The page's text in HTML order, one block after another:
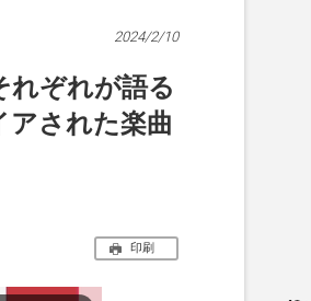
2024/2/10
れぞれが語る
アされた楽曲
印刷